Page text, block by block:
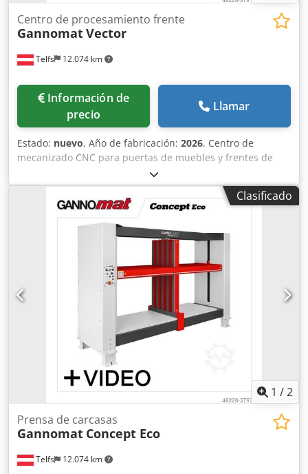
Telfs 12.074 km
Centro de procesamiento frente
GannomatVector
Información de
precio
Llamar
Estado: nuevo, Año de fabricación: 2026, Centro de
mecanizado CNC para puertas de muebles y frentes de
cajones. Crodpfx Ansdx A U Ij Eef Máquina de proceso
continuo para taladrar, taladrar e insertar herrajes,
realizar ranuras y fresados. Breve descripción: • Centro de
mecanizado de frentes controlado por CNC • Mecanizado
completo de puertas de muebles y frentes de cajones •
Sistema de control de la longitud y el ancho de las piezas
Clasificado
1 /2
Telfs 12.074 km
Prensa de carcasas
Gannomat Concept Eco